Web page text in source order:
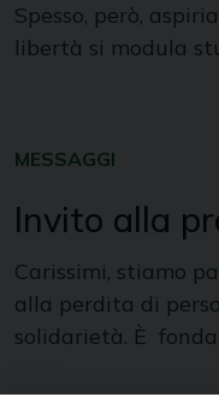
Spesso, però,
libertà si modula
MESSAGGI
Invito alla
Carissimi, stiamo
alla perdita di
solidarietà. È